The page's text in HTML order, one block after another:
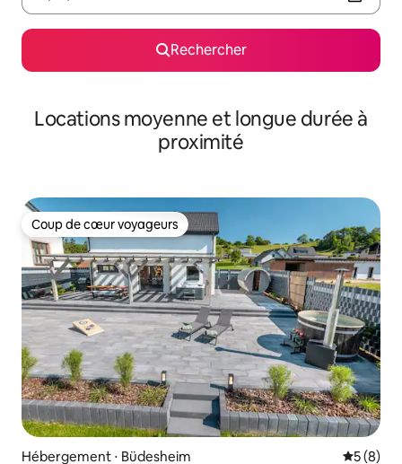
Rechercher
Locations moyenne et longue durée à
proximité
Coup de cœur voyageurs
Coup de cœur voyageurs
Hébergement ⋅ Büdesheim
5 (8)